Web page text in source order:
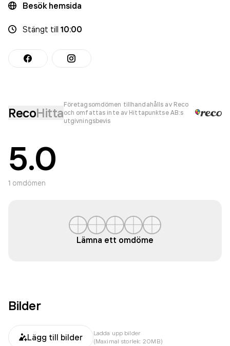
Besök hemsida
Stängt till 10:00
RecoHitta
Företagsomdömen tillhandahålls av Reco
och omfattas inte av Hittapunktse AB:s
utgivningsbevis
5.0
1 omdömen
Lämna ett omdöme
Bilder
Lägg till bilder
Ladda upp bilder
(Maximal storlek: 20MB)